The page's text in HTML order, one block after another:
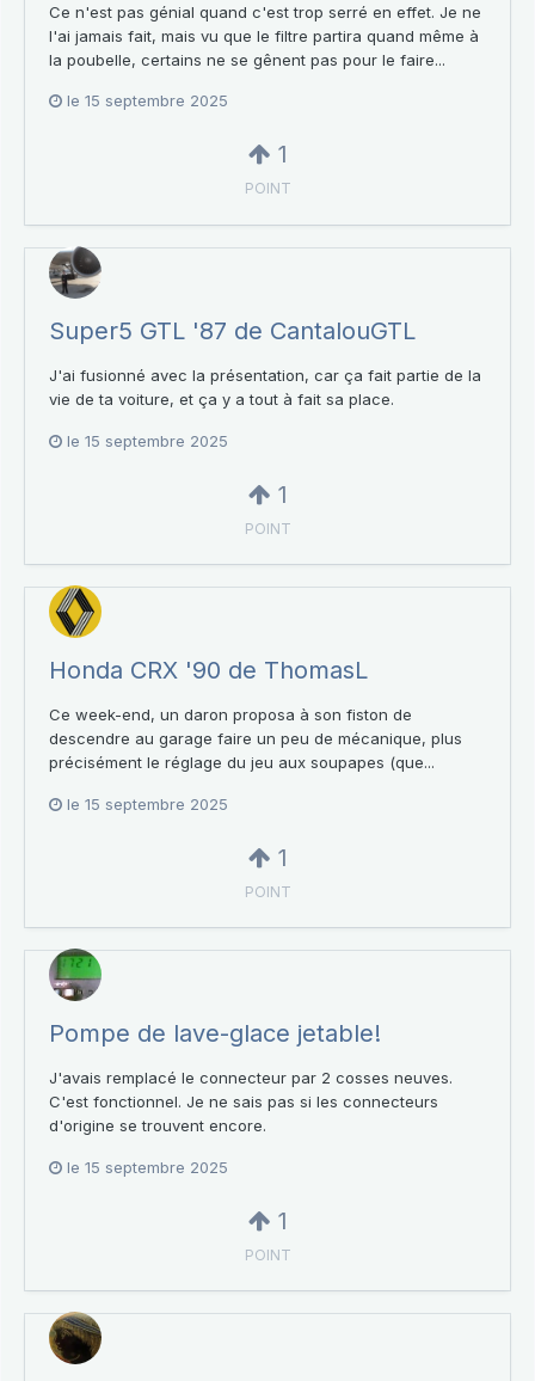
Ce n'est pas génial quand c'est trop serré en effet. Je ne
l'ai jamais fait, mais vu que le filtre partira quand même à
la poubelle, certains ne se gênent pas pour le faire...
le 15 septembre 2025
1
POINT
Super5 GTL '87 de CantalouGTL
J'ai fusionné avec la présentation, car ça fait partie de la
vie de ta voiture, et ça y a tout à fait sa place.
le 15 septembre 2025
1
POINT
Honda CRX '90 de ThomasL
Ce week-end, un daron proposa à son fiston de
descendre au garage faire un peu de mécanique, plus
précisément le réglage du jeu aux soupapes (que...
le 15 septembre 2025
1
POINT
Pompe de lave-glace jetable!
J'avais remplacé le connecteur par 2 cosses neuves.
C'est fonctionnel. Je ne sais pas si les connecteurs
d'origine se trouvent encore.
le 15 septembre 2025
1
POINT